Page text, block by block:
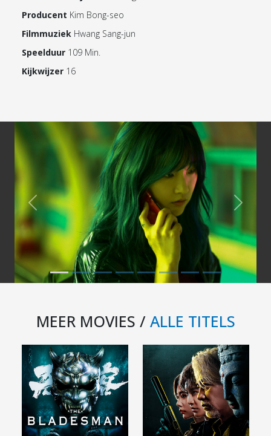
Producent Kim Bong-seo
Filmmuziek Hwang Sang-jun
Speelduur 109 Min.
Kijkwijzer 16
Previous Next
MEER MOVIES / ALLE TITELS